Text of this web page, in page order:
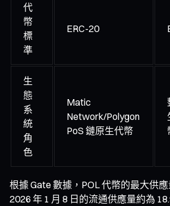
代
幣
標
準
ERC-20
生
態
系
統
角
色
Matic
Network/Polygon
PoS 鏈原生代幣
根據 Gate 數據，POL 代幣的最大供
2026 年 1 月 8 日的流通供應量約為